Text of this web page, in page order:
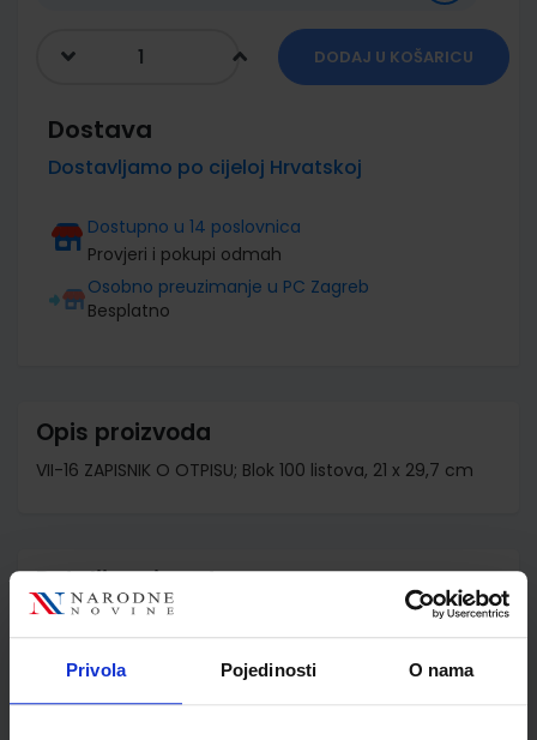
Privola Pojedinosti O nama
DODAJ U KOŠARICU
Dostava
Dostavljamo po cijeloj Hrvatskoj
Dostupno u 14 poslovnica
Provjeri i pokupi odmah
Osobno preuzimanje u PC Zagreb
Besplatno
Opis proizvoda
VII-16 ZAPISNIK O OTPISU; Blok 100 listova, 21 x 29,7 cm
Detalji proizvoda
Šifra proizvoda